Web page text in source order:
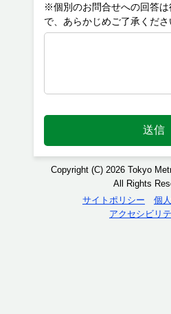
※個別のお問合せへの回答
送信
Copyright (C) 2026 Tokyo
All Rights
サイトポリシー
個
アクセシビリ